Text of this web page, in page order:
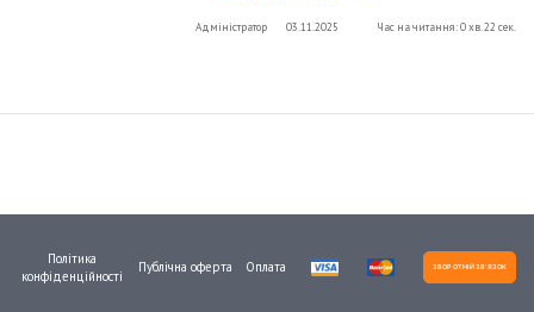
Адміністратор 03.11.2025 Час на читання: 0 хв. 22 сек.
Політика
конфіденційності
Публічна оферта Оплата ЗВОРОТНІЙ ЗВ'ЯЗОК